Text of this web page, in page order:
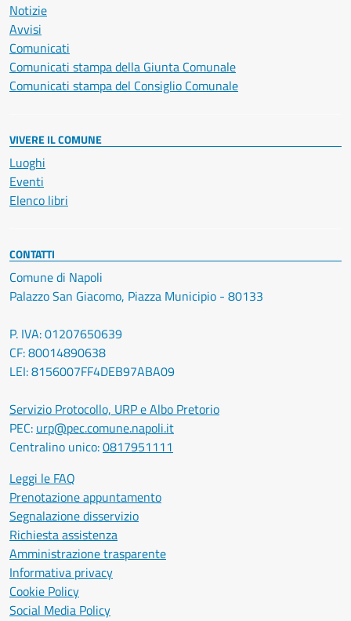
Notizie
Avvisi
Comunicati
Comunicati stampa della Giunta Comunale
Comunicati stampa del Consiglio Comunale
VIVERE IL COMUNE
Luoghi
Eventi
Elenco libri
CONTATTI
Comune di Napoli
Palazzo San Giacomo, Piazza Municipio - 80133
P. IVA: 01207650639
CF: 80014890638
LEI: 8156007FF4DEB97ABA09
Servizio Protocollo, URP e Albo Pretorio
PEC: urp@pec.comune.napoli.it
Centralino unico:0817951111
Leggi le FAQ
Prenotazione appuntamento
Segnalazione disservizio
Richiesta assistenza
Amministrazione trasparente
Informativa privacy
Cookie Policy
Social Media Policy